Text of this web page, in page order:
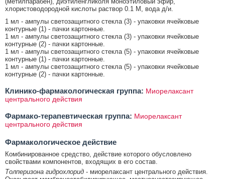
хлористоводородной кислоты раствор 0.1 М, вода д/и.
1 мл - ампулы светозащитного стекла (3) - упаковки ячейковые
контурные (1) - пачки картонные.
1 мл - ампулы светозащитного стекла (3) - упаковки ячейковые
контурные (2) - пачки картонные.
1 мл - ампулы светозащитного стекла (5) - упаковки ячейковые
контурные (1) - пачки картонные.
1 мл - ампулы светозащитного стекла (5) - упаковки ячейковые
контурные (2) - пачки картонные.
Клинико-фармакологическая группа: Миорелаксант
центрального действия
Фармако-терапевтическая группа: Миорелаксант
центрального действия
Фармакологическое действие
Комбинированное средство, действие которого обусловлено
свойствами компонентов, входящих в его состав.
Толперизона гидрохлорид - миорелаксант центрального действия.